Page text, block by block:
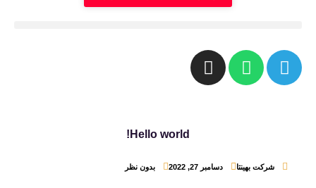
Hello world!
شرکت بهینتا دسامبر 27, 2022 بدون نظر